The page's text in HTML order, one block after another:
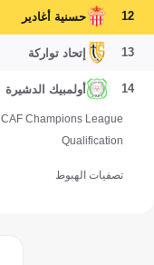
12 حسنية أغادير
13 إتحاد تواركة
14 أولمبيك الدشيرة
CAF Champions League
Qualification
تصفيات الهبوط